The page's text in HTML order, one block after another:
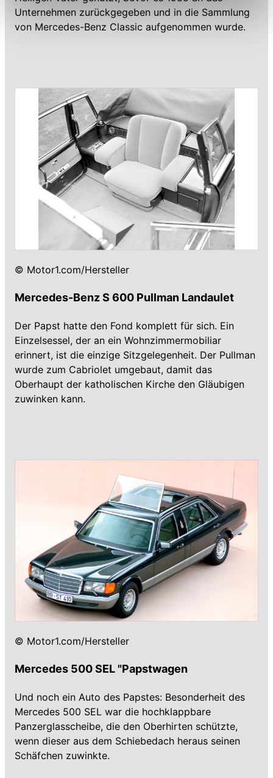
Einschränkung womöglich nicht mehr alle
Funktionalitäten der Website zur Verfügung stehen. Sie
Unternehmen zurückgegeben und in die Sammlung
von Mercedes-Benz Classic aufgenommen wurde.
© Motor1.com/Hersteller
Mercedes-Benz S 600 Pullman Landaulet
Der Papst hatte den Fond komplett für sich. Ein
Einzelsessel, der an ein Wohnzimmermobiliar
erinnert, ist die einzige Sitzgelegenheit. Der Pullman
wurde zum Cabriolet umgebaut, damit das
Oberhaupt der katholischen Kirche den Gläubigen
zuwinken kann.
© Motor1.com/Hersteller
Mercedes 500 SEL "Papstwagen
Und noch ein Auto des Papstes: Besonderheit des
Mercedes 500 SEL war die hochklappbare
Panzerglasscheibe, die den Oberhirten schützte,
wenn dieser aus dem Schiebedach heraus seinen
Schäfchen zuwinkte.